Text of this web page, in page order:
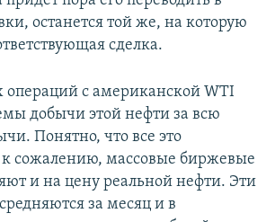
останется той же, на которую
сделка.
операций с американской WTI
добычи этой нефти за всю
Понятно, что все это
к сожалению, массовые биржевые
и на цену реальной нефти. Эти
за месяц и в